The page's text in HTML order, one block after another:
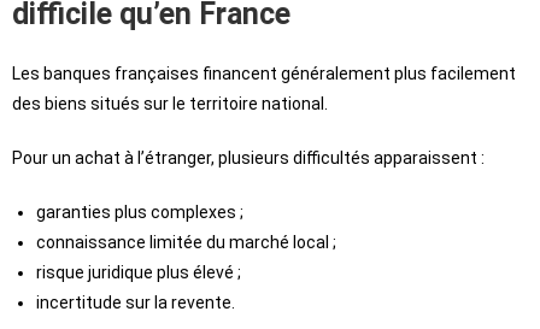
difficile qu’en France
Les banques françaises financent généralement plus facilement
des biens situés sur le territoire national.
Pour un achat à l’étranger, plusieurs difficultés apparaissent :
garanties plus complexes ;
connaissance limitée du marché local ;
risque juridique plus élevé ;
incertitude sur la revente.